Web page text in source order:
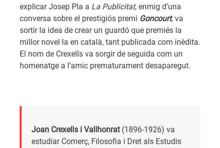
explicar Josep Pla a La Publicitat, enmig d’una
conversa sobre el prestigiós premi Goncourt, va
sortir la idea de crear un guardó que premiés la
millor novel·la en català, tant publicada com inèdita.
El nom de Crexells va sorgir de seguida com un
homenatge a l’amic prematurament desaparegut.
Joan Crexells i Vallhonrat(1896-1926) va
estudiar Comerç, Filosofia i Dret als Estudis